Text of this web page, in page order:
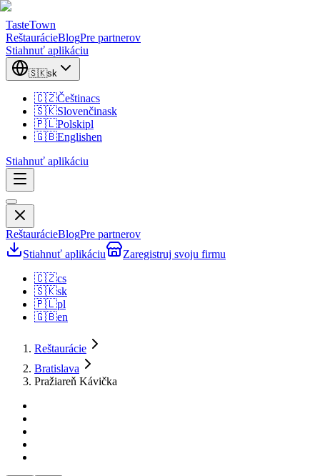
TasteTown
ReštaurácieBlogPre partnerov
Stiahnuť aplikáciu
🇸🇰sk
🇨🇿Češtinacs
🇸🇰Slovenčinask
🇵🇱Polskipl
🇬🇧Englishen
Stiahnuť aplikáciu
ReštaurácieBlogPre partnerov
Stiahnuť aplikáciu
Zaregistruj svoju firmu
🇨🇿cs
🇸🇰sk
🇵🇱pl
🇬🇧en
Reštaurácie
Bratislava
Pražiareň Kávička